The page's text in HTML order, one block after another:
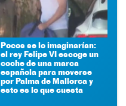
Pocos se lo imaginarían:
el rey Felipe VI escoge un
coche de una marca
española para moverse
por Palma de Mallorca y
esto es lo que cuesta